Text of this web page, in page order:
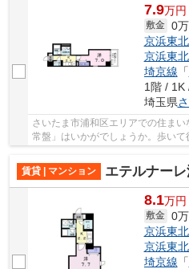
7.9万円
敷金 0
京浜東
京浜東
埼京線 「
1階 / 1K
埼玉県
さいたま市浦和区エリアでの住ま
常盤」はいかがでしょうか。歩いて
たま営業所もあります。当社では、
賃貸 | マンション
エテルナー
8.1万円
敷金 0
京浜東
京浜東
埼京線 「